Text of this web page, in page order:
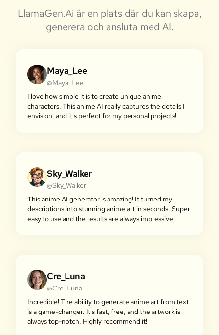
LlamaGen.Ai är en plats där du kan skapa,
generera och ansluta med AI.
Maya_Lee
@Maya_Lee
I love how simple it is to create unique anime
characters. This anime AI really captures the details I
envision, and it's perfect for my personal projects!
Sky_Walker
@Sky_Walker
This anime AI generator is amazing! It turned my
descriptions into stunning anime art in seconds. Super
easy to use and the results are always impressive!
Cre_Luna
@Cre_Luna
Incredible! The ability to generate anime art from text
is a game-changer. It's fast, free, and the artwork is
always top-notch. Highly recommend it!